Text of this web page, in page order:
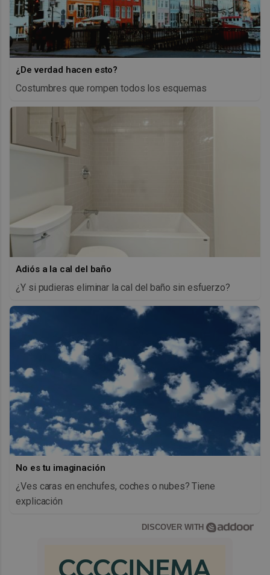
¿De verdad hacen esto?
Costumbres que rompen todos los esquemas
Adiós a la cal del baño
¿Y si pudieras eliminar la cal del baño sin esfuerzo?
No es tu imaginación
¿Ves caras en enchufes, coches o nubes? Tiene
explicación
DISCOVER WITH